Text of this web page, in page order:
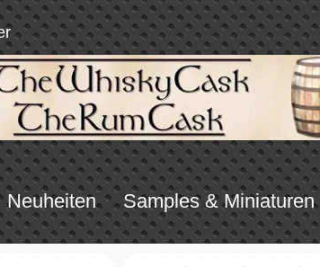
Neuheiten Samples & Miniaturen